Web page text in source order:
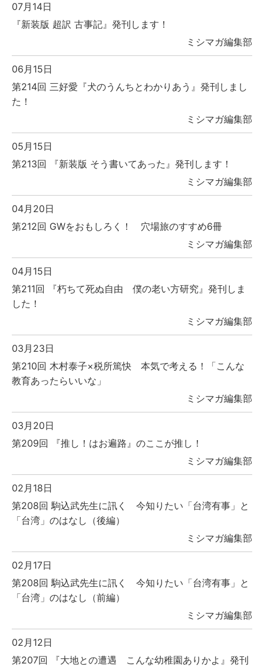
07月14日
『新装版 超訳 古事記』発刊します！
ミシマガ編集部
06月15日
第214回 三好愛『犬のうんちとわかりあう』発刊しまし
た！
ミシマガ編集部
05月15日
第213回 『新装版 そう書いてあった』発刊します！
ミシマガ編集部
04月20日
第212回 GWをおもしろく！ 穴場旅のすすめ6冊
ミシマガ編集部
04月15日
第211回 『朽ちて死ぬ自由 僕の老い方研究』発刊しま
した！
ミシマガ編集部
03月23日
第210回 木村泰子×税所篤快 本気で考える！「こんな
教育あったらいいな」
ミシマガ編集部
03月20日
第209回 『推し！はお遍路』のここが推し！
ミシマガ編集部
02月18日
第208回 駒込武先生に訊く 今知りたい「台湾有事」と
「台湾」のはなし（後編）
ミシマガ編集部
02月17日
第208回 駒込武先生に訊く 今知りたい「台湾有事」と
「台湾」のはなし（前編）
ミシマガ編集部
02月12日
第207回 『大地との遭遇 こんな幼稚園ありかよ』発刊